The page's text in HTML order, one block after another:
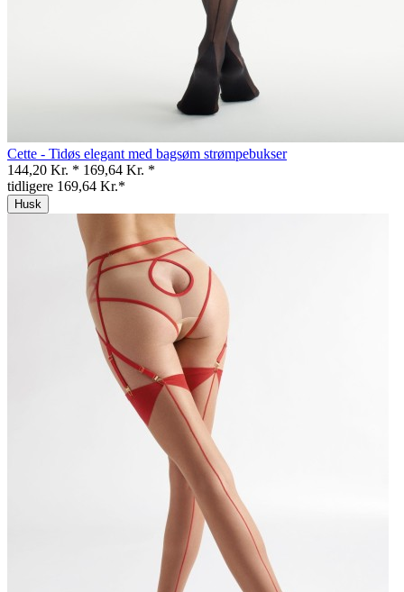
Cette - Tidøs elegant med bagsøm strømpebukser
144,20 Kr. * 169,64 Kr. *
tidligere 169,64 Kr.*
Husk